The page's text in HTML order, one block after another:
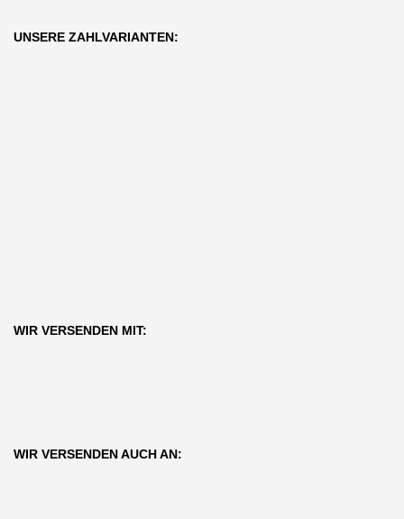
UNSERE ZAHLVARIANTEN:
WIR VERSENDEN MIT:
WIR VERSENDEN AUCH AN: